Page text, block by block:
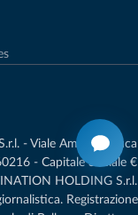
- Viale Amedeo Duca
- Capitale Sociale €
HOLDING S.r.l.
Registrazione